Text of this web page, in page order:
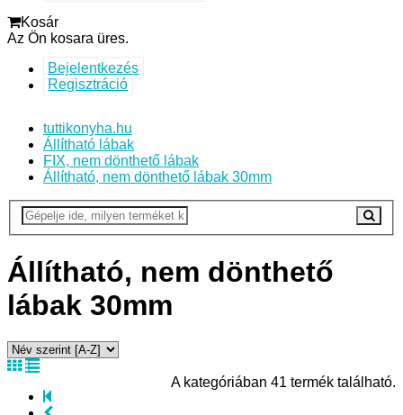
Kosár
Az Ön kosara üres.
Bejelentkezés
Regisztráció
tuttikonyha.hu
Állítható lábak
FIX, nem dönthető lábak
Állítható, nem dönthető lábak 30mm
Állítható, nem dönthető
lábak 30mm
A kategóriában 41 termék található.